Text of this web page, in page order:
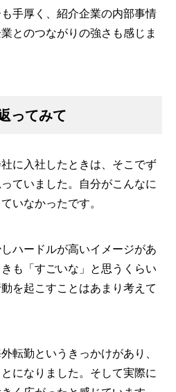
手厚く、紹介企業の内部事情
とのつながりの強さも感じま
ってみて
に入社したときは、そこでず
ていました。自分がこんなに
いなかったです。
ハードルが高いイメージがあ
も「すごいな」と思うくらい
を起こすことはあまり考えて
転勤というきっかけがあり、
になりました。そして実際に